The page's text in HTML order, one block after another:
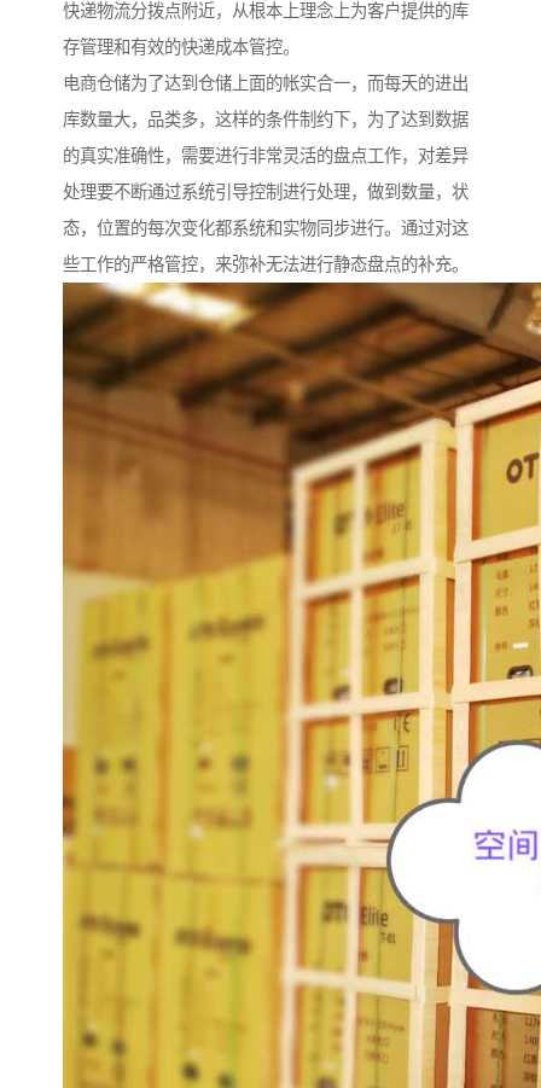
快递物流分拨点附近，从根本上理念上为客户提供的库
存管理和有效的快递成本管控。
电商仓储为了达到仓储上面的帐实合一，而每天的进出
库数量大，品类多，这样的条件制约下，为了达到数据
的真实准确性，需要进行非常灵活的盘点工作，对差异
处理要不断通过系统引导控制进行处理，做到数量，状
态，位置的每次变化都系统和实物同步进行。通过对这
些工作的严格管控，来弥补无法进行静态盘点的补充。